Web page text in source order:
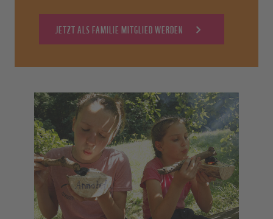
JETZT ALS FAMILIE MITGLIED WERDEN